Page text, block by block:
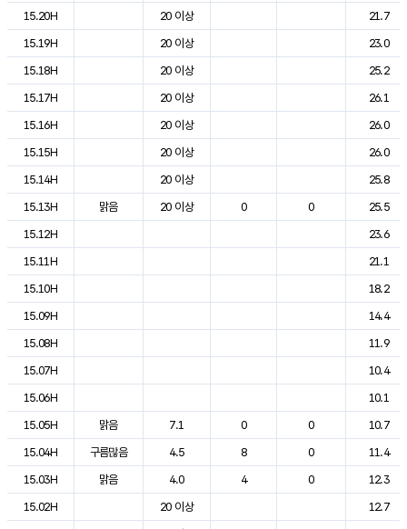
15.20H
20 이상
21.7
15.19H
20 이상
23.0
15.18H
20 이상
25.2
15.17H
20 이상
26.1
15.16H
20 이상
26.0
15.15H
20 이상
26.0
15.14H
20 이상
25.8
15.13H
맑음 20 이상 0 0
25.5
15.12H
23.6
15.11H
21.1
15.10H
18.2
15.09H
14.4
15.08H
11.9
15.07H
10.4
15.06H
10.1
15.05H
맑음 7.1 0 0
10.7
15.04H
구름많음 4.5 8 0
11.4
15.03H
맑음 4.0 4 0
12.3
15.02H
20 이상
12.7